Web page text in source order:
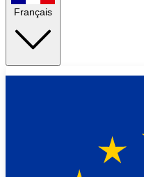
Français